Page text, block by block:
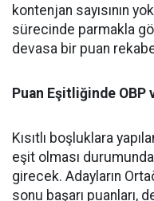
kontenjan sayısının
sürecinde parmakla
devasa bir puan
Puan Eşitliğinde OBP
Kısıtlı boşluklara
eşit olması
girecek. Adayların
sonu başarı puanları,